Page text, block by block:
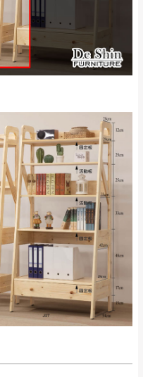
尺寸、材質是否符合您的
運費
雙溪、貢寮、烏
來、平溪、九份、
石門、林口 下福
里、新店山區、三
區、北投湖山路、
深坑山區
：免
：
運費
基隆山區
免
收運費
卓蘭鎮、三灣、通
霄山區、西湖、泰
安鄉、大湖鄉、頭
屋、獅潭鄉
天
不開放，如因特殊
、村)、樓梯太小、無
無法配送，本公司
的吊掛方式吊運，
送的問題，並非一般
特定時間送達，司
通知，讓你不用整
寶貴時間。
易，故暫無法配送
發票，發票將於商品
將順延寄送。